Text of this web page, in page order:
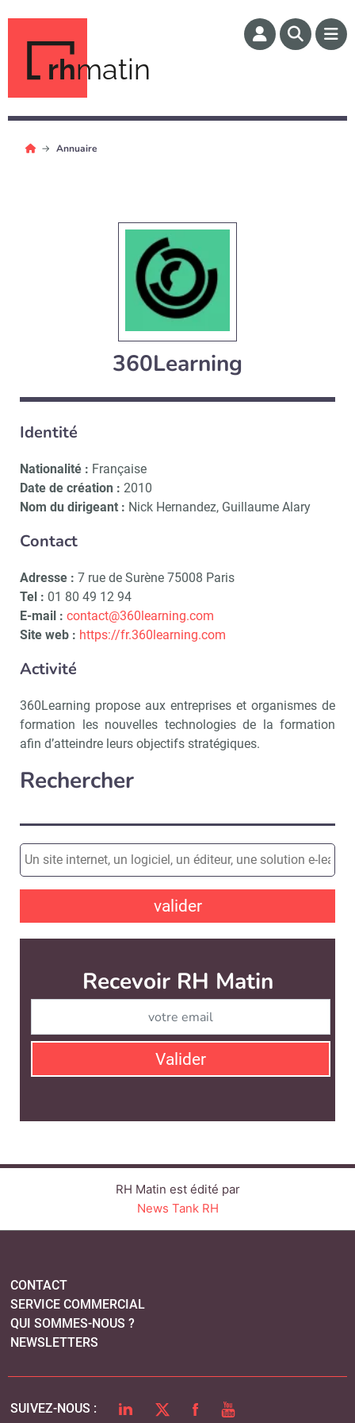
rhmatin
Annuaire
360Learning
Identité
Nationalité : Française
Date de création : 2010
Nom du dirigeant : Nick Hernandez, Guillaume Alary
Contact
Adresse : 7 rue de Surène 75008 Paris
Tel : 01 80 49 12 94
E-mail : contact@360learning.com
Site web : https://fr.360learning.com
Activité
360Learning propose aux entreprises et organismes de
formation les nouvelles technologies de la formation
afin d’atteindre leurs objectifs stratégiques.
Rechercher
valider
Recevoir RH Matin
Valider
RH Matin est édité par
News Tank RH
CONTACT
SERVICE COMMERCIAL
QUI SOMMES-NOUS ?
NEWSLETTERS
SUIVEZ-NOUS : LINKEDINTWITTERFACEBOOK
YOUTUBE